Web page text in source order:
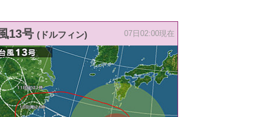
13号 (ドルフィン) 07日02:00現在